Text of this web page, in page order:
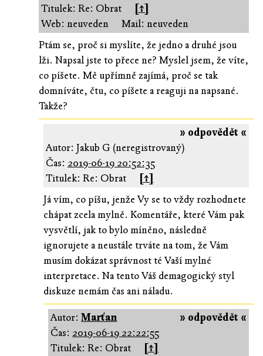
Titulek: Re: Obrat
[↑]
Web: neuveden
Mail: neuveden
Ptám se, proč si myslíte, že jedno a druhé jsou
lži. Napsal jste to přece ne? Myslel jsem, že víte,
co píšete. Mě upřímně zajímá, proč se tak
domníváte, čtu, co píšete a reaguji na napsané.
Takže?
» odpovědět «
Autor: Jakub G (neregistrovaný)
Čas: 2019-06-19 20:52:35
Titulek: Re: Obrat
[↑]
Já vím, co píšu, jenže Vy se to vždy rozhodnete
chápat zcela mylně. Komentáře, které Vám pak
vysvětlí, jak to bylo míněno, následně
ignorujete a neustále trváte na tom, že Vám
musím dokázat správnost té Vaší mylné
interpretace. Na tento Váš demagogický styl
diskuze nemám čas ani náladu.
» odpovědět «
Autor:Marťan
Čas: 2019-06-19 22:22:55
Titulek: Re: Obrat
[↑]